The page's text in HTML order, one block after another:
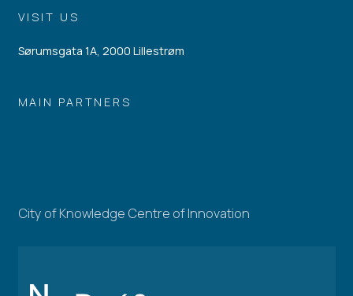
VISIT US
Sørumsgata 1A, 2000 Lillestrøm
MAIN PARTNERS
City of Knowledge Centre of Innovation